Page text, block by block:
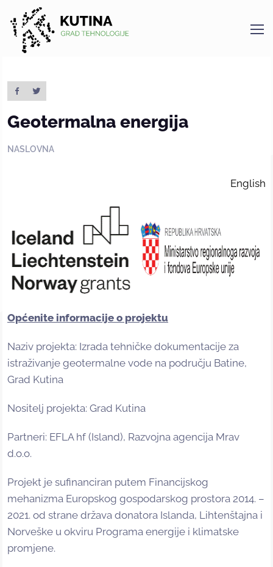
Kutina
Geotermalna energija
NASLOVNA
English
Općenite informacije o projektu
Naziv projekta: Izrada tehničke dokumentacije za
istraživanje geotermalne vode na području Batine,
Grad Kutina
Nositelj projekta: Grad Kutina
Partneri: EFLA hf (Island), Razvojna agencija Mrav
d.o.o.
Projekt je sufinanciran putem Financijskog
mehanizma Europskog gospodarskog prostora 2014. –
2021. od strane država donatora Islanda, Lihtenštajna i
Norveške u okviru Programa energije i klimatske
promjene.